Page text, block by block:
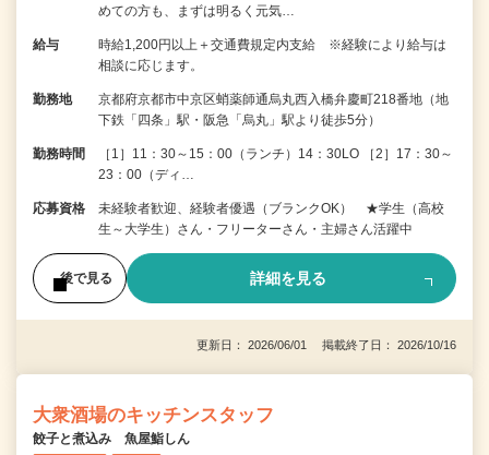
めての方も、まずは明るく元気…
給与
時給1,200円以上＋交通費規定内支給 ※経験により給与は
相談に応じます。
勤務地
京都府京都市中京区蛸薬師通烏丸西入橋弁慶町218番地（地
下鉄「四条」駅・阪急「烏丸」駅より徒歩5分）
勤務時間
［1］11：30～15：00（ランチ）14：30LO ［2］17：30～
23：00（ディ…
応募資格
未経験者歓迎、経験者優遇（ブランクOK） ★学生（高校
生～大学生）さん・フリーターさん・主婦さん活躍中
後で見る 詳細を見る
更新日： 2026/06/01 掲載終了日： 2026/10/16
大衆酒場のキッチンスタッフ
餃子と煮込み 魚屋鮨しん